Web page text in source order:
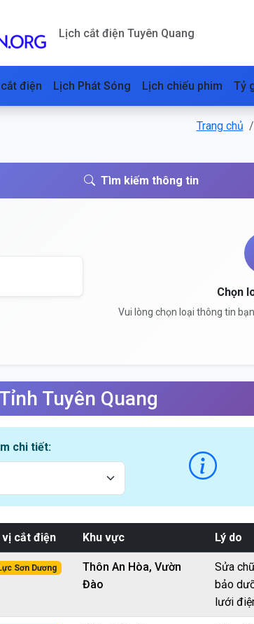
Lịch cắt điện Tuyên Quang
điện Lịch Phát Sóng Lịch chiếu phim Tỷ
Trang chủ
Tìm kiếm thông tin
Chọn
Vui lòng chọn loại thông tin
Tuyên Quang
chi tiết:
cắt điện Khu vực Lý do
Sơn Dương
Thôn An Hòa, Vườn
Đào
Sửa
bảo
lưới